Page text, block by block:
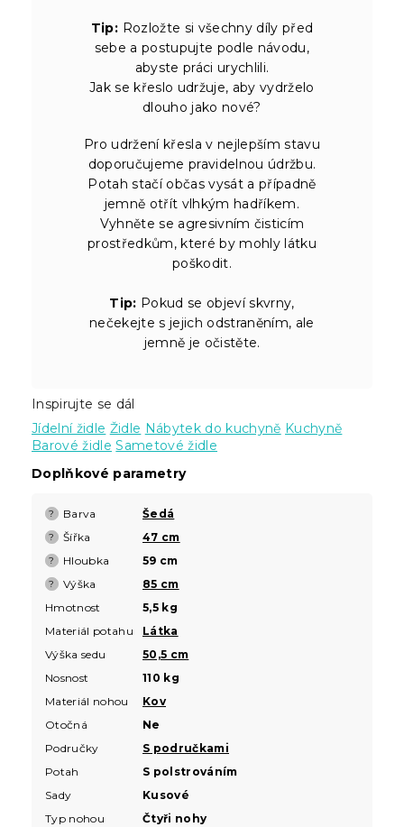
Tip: Rozložte si všechny díly před
sebe a postupujte podle návodu,
abyste práci urychlili.
Jak se křeslo udržuje, aby vydrželo
dlouho jako nové?
Pro udržení křesla v nejlepším stavu
doporučujeme pravidelnou údržbu.
Potah stačí občas vysát a případně
jemně otřít vlhkým hadříkem.
Vyhněte se agresivním čisticím
prostředkům, které by mohly látku
poškodit.
Tip: Pokud se objeví skvrny,
nečekejte s jejich odstraněním, ale
jemně je očistěte.
Inspirujte se dál
Jídelní židle Židle Nábytek do kuchyně Kuchyně
Barové židle Sametové židle
Doplňkové parametry
? Barva Šedá
? Šířka 47 cm
? Hloubka 59 cm
? Výška
85 cm
Hmotnost
5,5 kg
Materiál potahu
Látka
Výška sedu
50,5 cm
Nosnost
110 kg
Materiál nohou
Kov
Otočná
Ne
Područky
S područkami
Potah
S polstrováním
Sady
Kusové
Typ nohou
Čtyři nohy